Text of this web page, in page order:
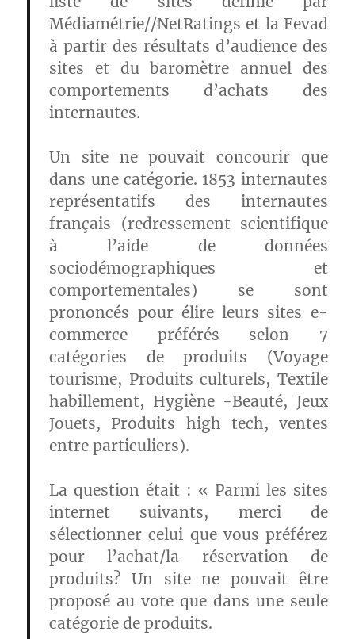
Médiamétrie//NetRatings et la Fevad
à partir des résultats d’audience des
sites et du baromètre annuel des
comportements d’achats des
internautes.
Un site ne pouvait concourir que
dans une catégorie. 1853 internautes
représentatifs des internautes
français (redressement scientifique
à l’aide de données
sociodémographiques et
comportementales) se sont
prononcés pour élire leurs sites e-
commerce préférés selon 7
catégories de produits (Voyage
tourisme, Produits culturels, Textile
habillement, Hygiène -Beauté, Jeux
Jouets, Produits high tech, ventes
entre particuliers).
La question était : « Parmi les sites
internet suivants, merci de
sélectionner celui que vous préférez
pour l’achat/la réservation de
produits? Un site ne pouvait être
proposé au vote que dans une seule
catégorie de produits.